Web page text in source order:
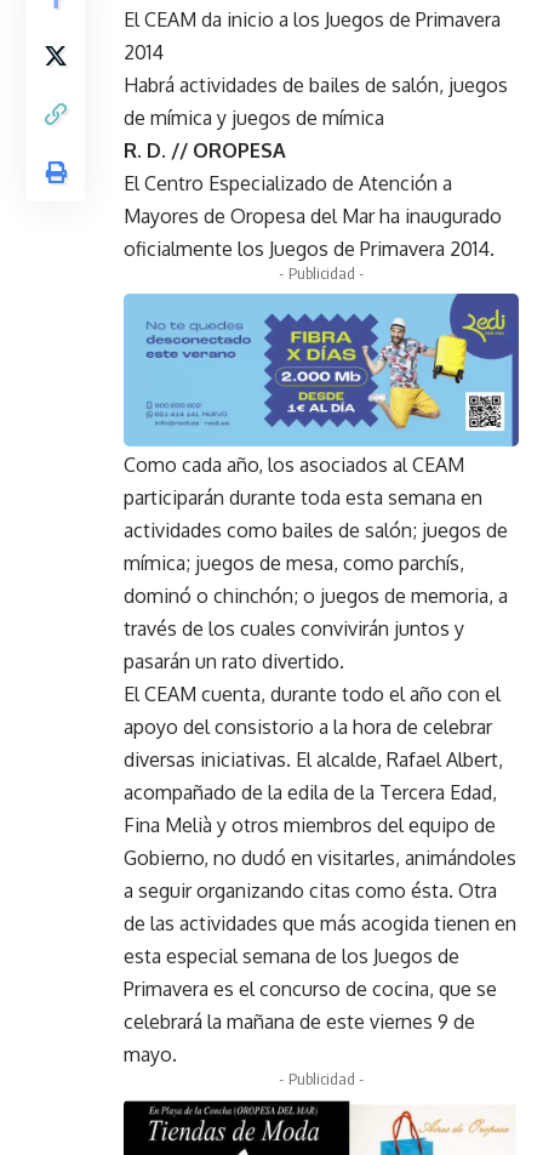
El CEAM da inicio a los Juegos de Primavera
2014
Habrá actividades de bailes de salón, juegos
de mímica y juegos de mímica
R. D. // OROPESA
El Centro Especializado de Atención a
Mayores de Oropesa del Mar ha inaugurado
oficialmente los Juegos de Primavera 2014.
- Publicidad -
Como cada año, los asociados al CEAM
participarán durante toda esta semana en
actividades como bailes de salón; juegos de
mímica; juegos de mesa, como parchís,
dominó o chinchón; o juegos de memoria, a
través de los cuales convivirán juntos y
pasarán un rato divertido.
El CEAM cuenta, durante todo el año con el
apoyo del consistorio a la hora de celebrar
diversas iniciativas. El alcalde, Rafael Albert,
acompañado de la edila de la Tercera Edad,
Fina Melià y otros miembros del equipo de
Gobierno, no dudó en visitarles, animándoles
a seguir organizando citas como ésta. Otra
de las actividades que más acogida tienen en
esta especial semana de los Juegos de
Primavera es el concurso de cocina, que se
celebrará la mañana de este viernes 9 de
mayo.
- Publicidad -